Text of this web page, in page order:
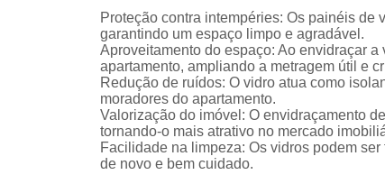
para
para
Proteção contra intempéries: Os painéis de
garantindo um espaço limpo e agradável.
Aproveitamento do espaço: Ao envidraçar
apartamento, ampliando a metragem útil e
Redução de ruídos: O vidro atua como
moradores do apartamento.
Valorização do imóvel: O envidraçamento
tornando-o mais atrativo no mercado
Facilidade na limpeza: Os vidros podem
de novo e bem cuidado.